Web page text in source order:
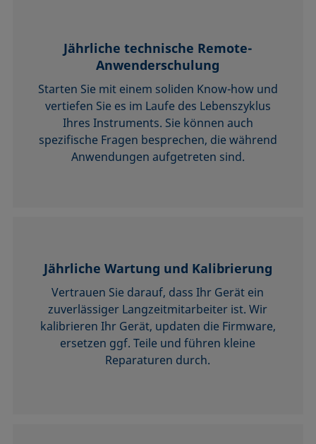
Jährliche technische Remote-
Anwenderschulung
Starten Sie mit einem soliden Know-how und
vertiefen Sie es im Laufe des Lebenszyklus
Ihres Instruments. Sie können auch
spezifische Fragen besprechen, die während
Anwendungen aufgetreten sind.
Jährliche Wartung und Kalibrierung
Vertrauen Sie darauf, dass Ihr Gerät ein
zuverlässiger Langzeitmitarbeiter ist. Wir
kalibrieren Ihr Gerät, updaten die Firmware,
ersetzen ggf. Teile und führen kleine
Reparaturen durch.